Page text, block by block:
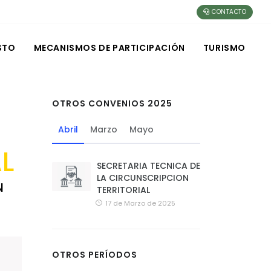
CONTACTO
MECANISMOS DE PARTICIPACIÓN TURISMO
OTROS CONVENIOS 2025
Abril Marzo Mayo
SECRETARIA TECNICA DE
LA CIRCUNSCRIPCION
TERRITORIAL
17 de Marzo de 2025
OTROS PERÍODOS